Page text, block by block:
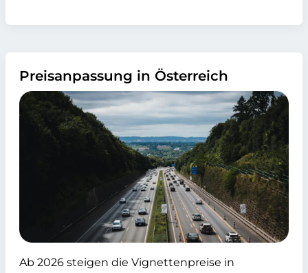
Preisanpassung in Österreich
Ab 2026 steigen die Vignettenpreise in